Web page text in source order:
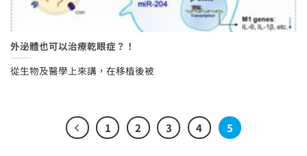
外泌體也可以治療乾眼症？！
從生物及醫學上來講，在移植後被
1 2 3 4 5